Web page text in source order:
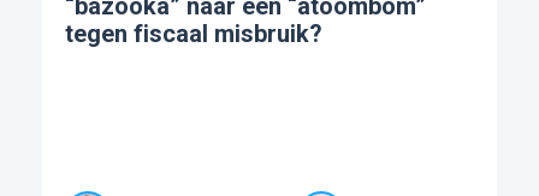
“bazooka” naar een “atoombom”
tegen fiscaal misbruik?